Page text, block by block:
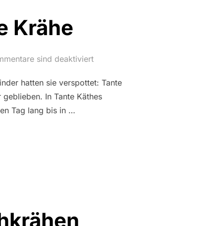
Krähe
sind deaktiviert
hatten sie verspottet: Tante
In Tante Käthes
Tag lang bis in …
TANTE KRÄHE“